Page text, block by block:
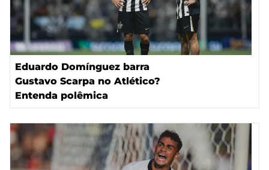
Eduardo Domínguez barra
Gustavo Scarpa no Atlético?
Entenda polêmica